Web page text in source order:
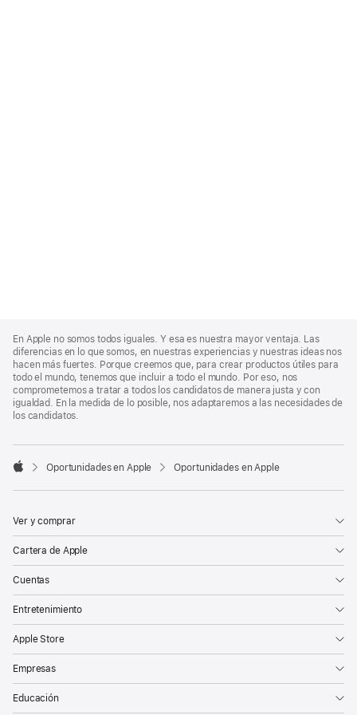
Footer
En Apple no somos todos iguales. Y esa es nuestra mayor ventaja. Las
diferencias en lo que somos, en nuestras experiencias y nuestras ideas nos
hacen más fuertes. Porque creemos que, para crear productos útiles para
todo el mundo, tenemos que incluir a todo el mundo. Por eso, nos
comprometemos a tratar a todos los candidatos de manera justa y con
igualdad. En la medida de lo posible, nos adaptaremos a las necesidades de
los candidatos.

Oportunidades en Apple Oportunidades en Apple
Ver y comprar
Cartera de Apple
Cuentas
Entretenimiento
Apple Store
Empresas
Educación